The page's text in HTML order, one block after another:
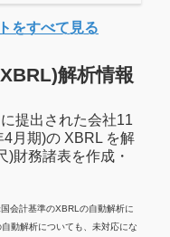
をすべて見る
解析情報
提出された会社11
月期)の XBRL を解
)財務諸表を作成・
会計基準のXBRLの自動解析に
動解析についても、未対応にな